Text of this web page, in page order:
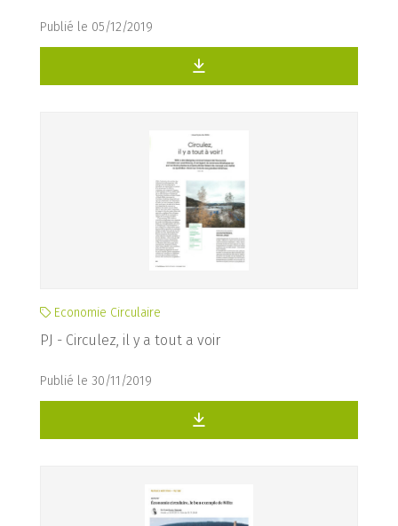
Publié le 05/12/2019
Economie Circulaire
PJ - Circulez, il y a tout a voir
Publié le 30/11/2019